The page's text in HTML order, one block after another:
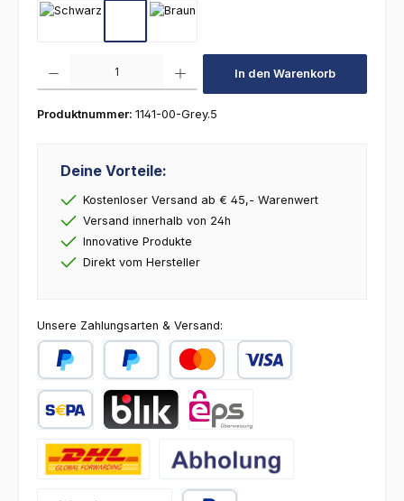
In den Warenkorb
Produktnummer: 1141-00-Grey.5
Deine Vorteile:
Kostenloser Versand ab € 45,- Warenwert
Versand innerhalb von 24h
Innovative Produkte
Direkt vom Hersteller
Unsere Zahlungsarten & Versand:
PayPal Später BezahlenKredit- oder Debitkarte
Abholung